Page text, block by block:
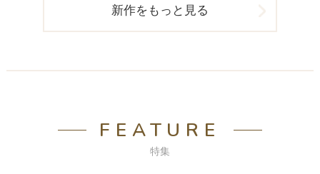
新作をもっと見る
FEATURE
特集